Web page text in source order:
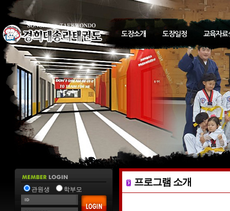
도장소개 도장일정 교육자료
관원생 학부모
프로그램 소개